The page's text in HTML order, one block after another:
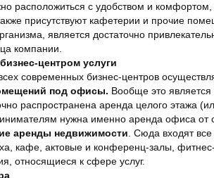
расположиться с удобством и
присутствуют кафетерии и прочие
является достаточно
компании.
центром услуги
современных бизнес-центров
под офисы. Вообще это
распространена аренда целого этажа
нужна именно аренда офиса от
аренды недвижимости . Сюда входят
кафе, актовые и конференц-залы,
относящиеся к сфере услуг.